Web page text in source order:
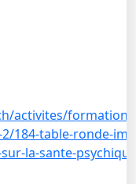
activites/formation/
184-table-ronde-
la-sante-